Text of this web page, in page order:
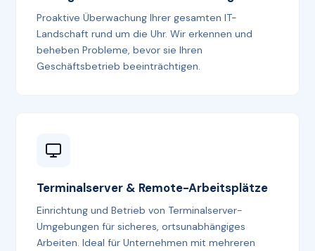
Proaktive Überwachung Ihrer gesamten IT-
Landschaft rund um die Uhr. Wir erkennen und
beheben Probleme, bevor sie Ihren
Geschäftsbetrieb beeinträchtigen.
Terminalserver & Remote-Arbeitsplätze
Einrichtung und Betrieb von Terminalserver-
Umgebungen für sicheres, ortsunabhängiges
Arbeiten. Ideal für Unternehmen mit mehreren